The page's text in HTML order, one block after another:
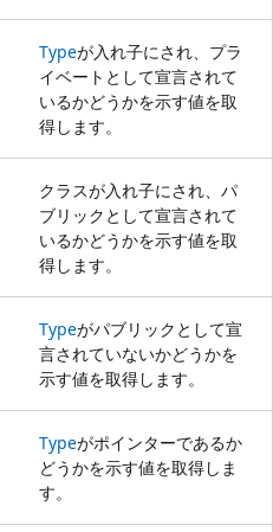
Typeが入れ子にされ、プラ
イベートとして宣言されて
いるかどうかを示す値を取
得します。
クラスが入れ子にされ、パ
ブリックとして宣言されて
いるかどうかを示す値を取
得します。
Typeがパブリックとして宣
言されていないかどうかを
示す値を取得します。
Typeがポインターであるか
どうかを示す値を取得しま
す。